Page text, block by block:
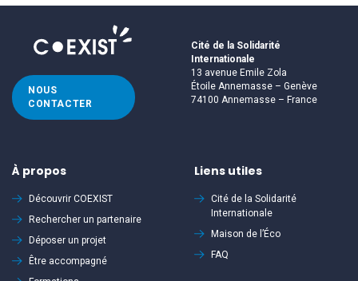
NOUS
CONTACTER
Cité de la Solidarité
Internationale
13 avenue Emile Zola
Étoile Annemasse – Genève
74100 Annemasse – France
À propos
Découvrir COEXIST
Rechercher un partenaire
Déposer un projet
Être accompagné
Liens utiles
Cité de la Solidarité
Internationale
Maison de l’Éco
FAQ